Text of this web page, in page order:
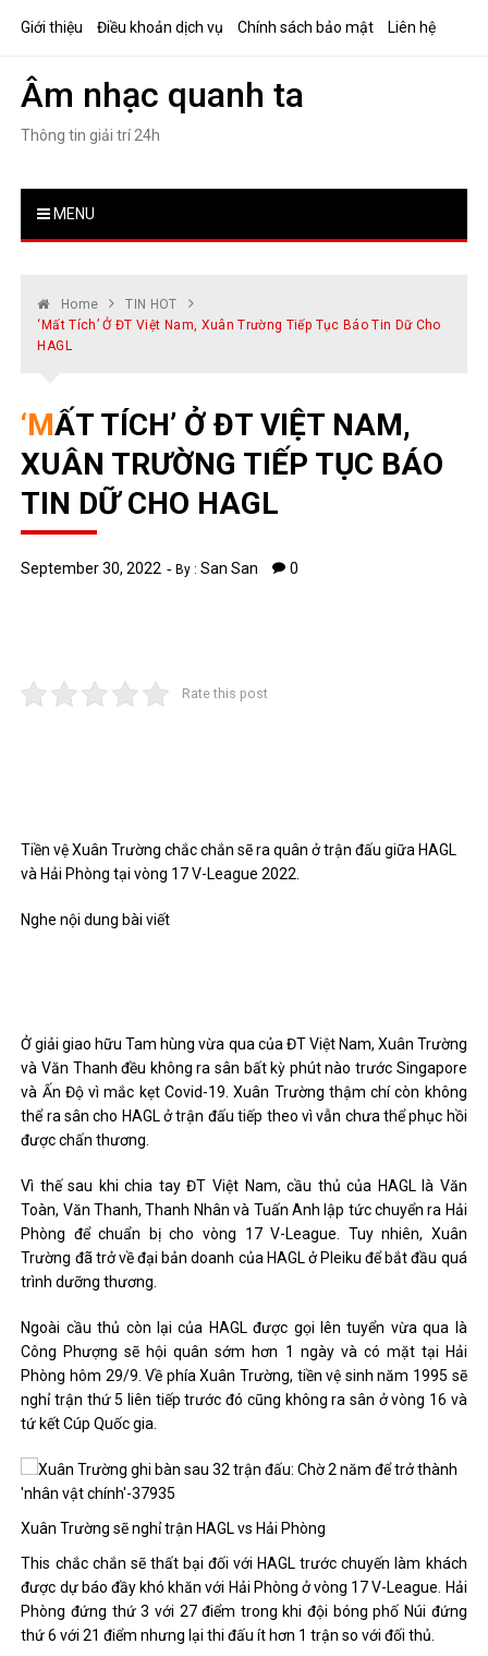
Giới thiệu Điều khoản dịch vụ Chính sách bảo mật Liên hệ
Âm nhạc quanh ta
Thông tin giải trí 24h
MENU
Home
TIN HOT
‘Mất Tích’ Ở ĐT Việt Nam, Xuân Trường Tiếp Tục Báo Tin Dữ Cho
HAGL
‘MẤT TÍCH’ Ở ĐT VIỆT NAM,
XUÂN TRƯỜNG TIẾP TỤC BÁO
TIN DỮ CHO HAGL
September 30, 2022 By :San San 0
Rate this post
Tiền vệ Xuân Trường chắc chắn sẽ ra quân ở trận đấu giữa HAGL
và Hải Phòng tại vòng 17 V-League 2022.
Nghe nội dung bài viết
Ở giải giao hữu Tam hùng vừa qua của ĐT Việt Nam, Xuân Trường
và Văn Thanh đều không ra sân bất kỳ phút nào trước Singapore
và Ấn Độ vì mắc kẹt Covid-19. Xuân Trường thậm chí còn không
thể ra sân cho HAGL ở trận đấu tiếp theo vì vẫn chưa thể phục hồi
được chấn thương.
Vì thế sau khi chia tay ĐT Việt Nam, cầu thủ của HAGL là Văn
Toàn, Văn Thanh, Thanh Nhân và Tuấn Anh lập tức chuyển ra Hải
Phòng để chuẩn bị cho vòng 17 V-League. Tuy nhiên, Xuân
Trường đã trở về đại bản doanh của HAGL ở Pleiku để bắt đầu quá
trình dưỡng thương.
Ngoài cầu thủ còn lại của HAGL được gọi lên tuyển vừa qua là
Công Phượng sẽ hội quân sớm hơn 1 ngày và có mặt tại Hải
Phòng hôm 29/9. Về phía Xuân Trường, tiền vệ sinh năm 1995 sẽ
nghỉ trận thứ 5 liên tiếp trước đó cũng không ra sân ở vòng 16 và
tứ kết Cúp Quốc gia.
Xuân Trường sẽ nghỉ trận HAGL vs Hải Phòng
This chắc chắn sẽ thất bại đối với HAGL trước chuyến làm khách
được dự báo đầy khó khăn với Hải Phòng ở vòng 17 V-League. Hải
Phòng đứng thứ 3 với 27 điểm trong khi đội bóng phố Núi đứng
thứ 6 với 21 điểm nhưng lại thi đấu ít hơn 1 trận so với đối thủ.